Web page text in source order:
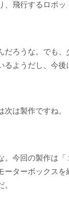
、飛行するロボッ
だろうな。でも、
るようだし、今後
次は製作ですね。
。今回の製作は「
ーターボックス
。